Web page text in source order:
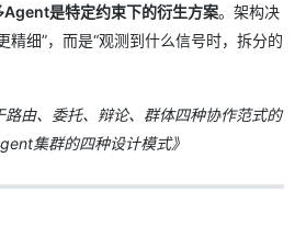
是特定约束下的衍生方案。架构决
精细”，而是“观测到什么信号时，拆分的
由、委托、辩论、群体四种协作范式的
集群的四种设计模式》